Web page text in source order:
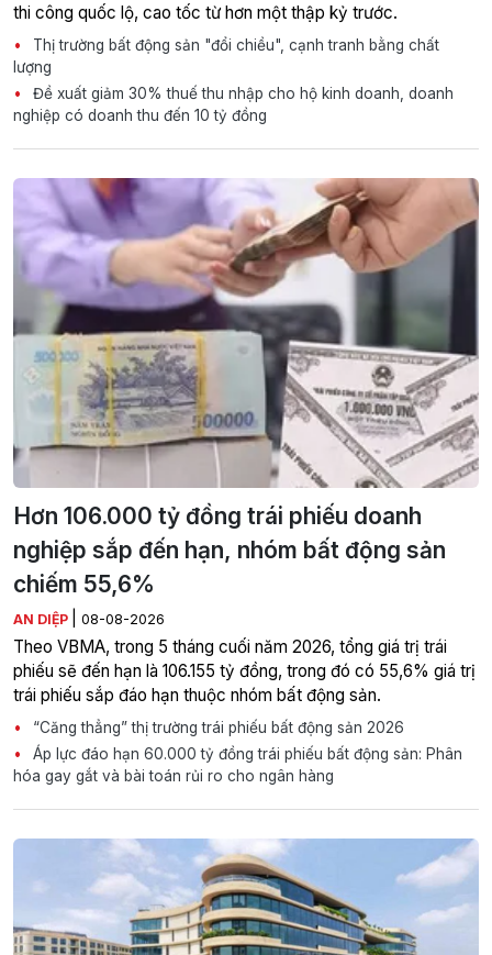
thi công quốc lộ, cao tốc từ hơn một thập kỷ trước.
Thị trường bất động sản "đổi chiều", cạnh tranh bằng chất
lượng
Đề xuất giảm 30% thuế thu nhập cho hộ kinh doanh, doanh
nghiệp có doanh thu đến 10 tỷ đồng
Hơn 106.000 tỷ đồng trái phiếu doanh
nghiệp sắp đến hạn, nhóm bất động sản
chiếm 55,6%
AN DIỆP 08-08-2026
Theo VBMA, trong 5 tháng cuối năm 2026, tổng giá trị trái
phiếu sẽ đến hạn là 106.155 tỷ đồng, trong đó có 55,6% giá trị
trái phiếu sắp đáo hạn thuộc nhóm bất động sản.
“Căng thẳng” thị trường trái phiếu bất động sản 2026
Áp lực đáo hạn 60.000 tỷ đồng trái phiếu bất động sản: Phân
hóa gay gắt và bài toán rủi ro cho ngân hàng